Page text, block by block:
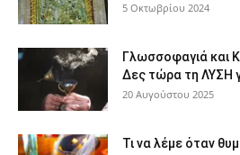
5 Οκτωβρίου 2024
Γλωσσοφαγιά και
Δες τώρα τη ΛΥΣΗ
20 Αυγούστου 2025
Τι να λέμε όταν